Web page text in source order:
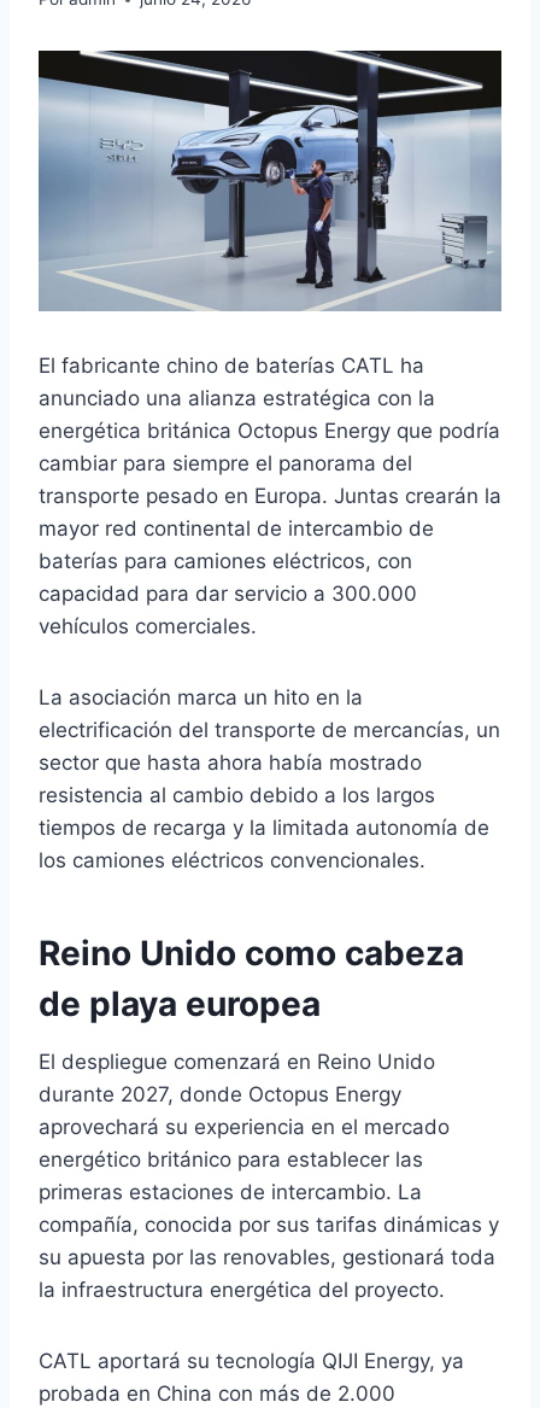
El fabricante chino de baterías CATL ha
anunciado una alianza estratégica con la
energética británica Octopus Energy que podría
cambiar para siempre el panorama del
transporte pesado en Europa. Juntas crearán la
mayor red continental de intercambio de
baterías para camiones eléctricos, con
capacidad para dar servicio a 300.000
vehículos comerciales.
La asociación marca un hito en la
electrificación del transporte de mercancías, un
sector que hasta ahora había mostrado
resistencia al cambio debido a los largos
tiempos de recarga y la limitada autonomía de
los camiones eléctricos convencionales.
Reino Unido como cabeza
de playa europea
El despliegue comenzará en Reino Unido
durante 2027, donde Octopus Energy
aprovechará su experiencia en el mercado
energético británico para establecer las
primeras estaciones de intercambio. La
compañía, conocida por sus tarifas dinámicas y
su apuesta por las renovables, gestionará toda
la infraestructura energética del proyecto.
CATL aportará su tecnología QIJI Energy, ya
probada en China con más de 2.000